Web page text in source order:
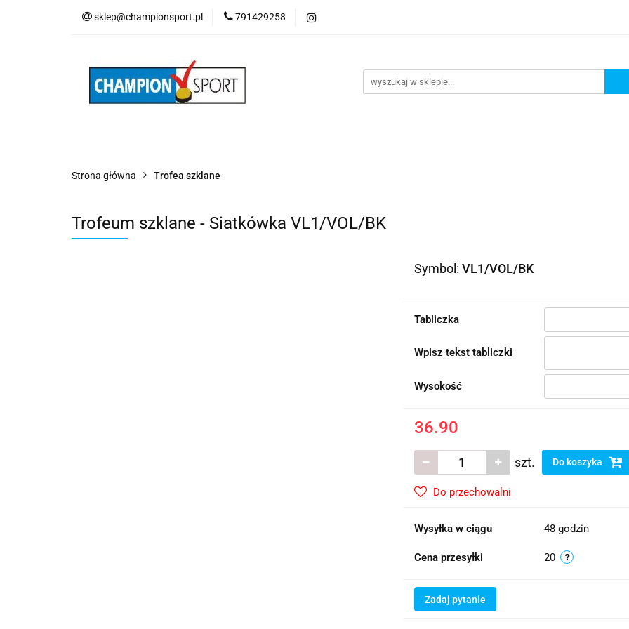
sklep@championsport.pl 791429258
Strona główna Trofea szklane
Trofeum szklane - Siatkówka VL1/VOL/BK
Symbol: VL1/VOL/BK
Tabliczka
Wpisz tekst tabliczki
Wysokość
36.90
szt. Do koszyka
Do przechowalni
Wysyłka w ciągu 48 godzin
Cena przesyłki 20
Zadaj pytanie